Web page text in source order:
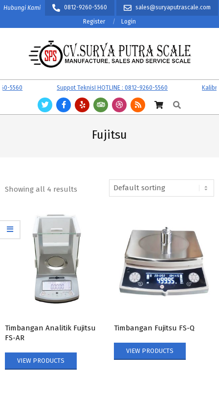
Skip
content
Hubungi Kami 0812-9260-5560 sales@suryaputrascale.com
Register Login
CV.
SURYA
PUTRA
Primary
5560 Suppot TeknisI HOTLINE : 0812-9260-5560
Search
Fujitsu
Showing all 4 results
Timbangan Analitik Fujitsu
FS-AR
VIEW PRODUCTS
Timbangan Fujitsu FS-Q
VIEW PRODUCTS